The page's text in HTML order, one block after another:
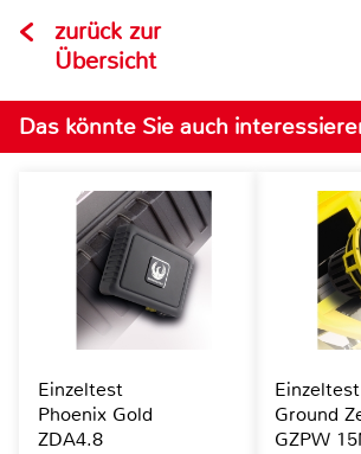
zurück zur
Übersicht
Das könnte Sie auch
Einzeltest
Phoenix Gold
ZDA4.8
Einzeltest
Ground
GZPW